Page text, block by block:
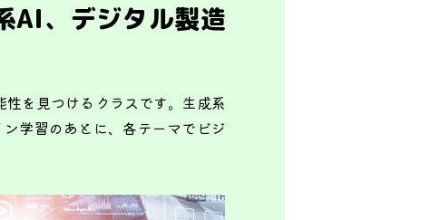
AI、デジタル製造
を見つけるクラスです。生成系
学習のあとに、各テーマでビジ